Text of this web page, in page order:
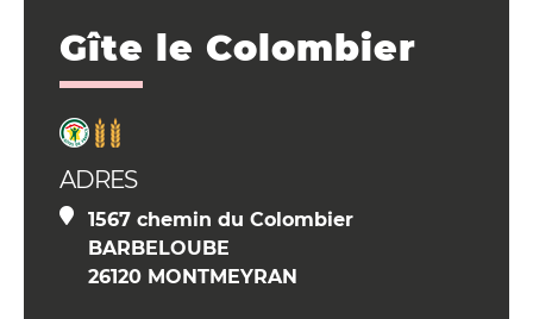
Gîte le Colombier
ADRES
1567 chemin du Colombier
BARBELOUBE
26120 MONTMEYRAN